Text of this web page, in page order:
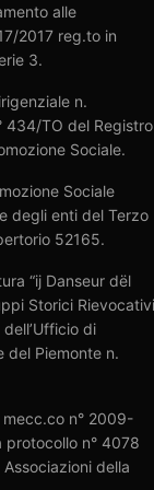
alle
2017 reg.to in
3.
n.
434/TO del Registro
Sociale.
Sociale
degli enti del Terzo
52165.
“ij Danseur dël
Storici
di
del Piemonte n.
n° 2009-
n° 4078
della